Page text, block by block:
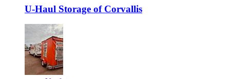
U-Haul Storage of Corvallis